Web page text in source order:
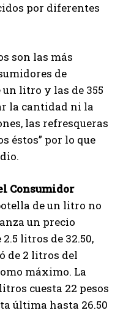
por diferentes
son las más
de
un litro y las de 355
la cantidad ni la
las refresqueras
éstos” por lo que
Consumidor
de un litro no
un precio
litros de 32.50,
de 2 litros del
máximo. La
cuesta 22 pesos
última hasta 26.50